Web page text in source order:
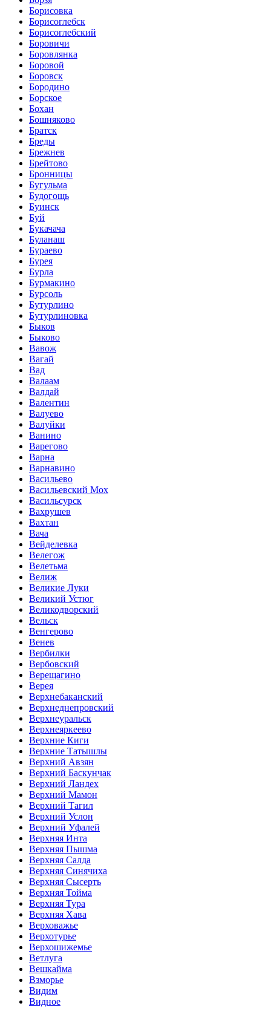
Борисовка
Борисоглебск
Борисоглебский
Боровичи
Боровлянка
Боровой
Боровск
Бородино
Борское
Бохан
Бошняково
Братск
Бреды
Брежнев
Брейтово
Бронницы
Бугульма
Будогощь
Буинск
Буй
Букачача
Буланаш
Бураево
Бурея
Бурла
Бурмакино
Бурсоль
Бутурлино
Бутурлиновка
Быков
Быково
Вавож
Вагай
Вад
Валаам
Валдай
Валентин
Валуево
Валуйки
Ванино
Варегово
Варна
Варнавино
Васильево
Васильевский Мох
Васильсурск
Вахрушев
Вахтан
Вача
Вейделевка
Велегож
Велетьма
Велиж
Великие Луки
Великий Устюг
Великодворский
Вельск
Венгерово
Венев
Вербилки
Вербовский
Верещагино
Верея
Верхнебаканский
Верхнеднепровский
Верхнеуральск
Верхнеяркеево
Верхние Киги
Верхние Татышлы
Верхний Авзян
Верхний Баскунчак
Верхний Ландех
Верхний Мамон
Верхний Тагил
Верхний Услон
Верхний Уфалей
Верхняя Инта
Верхняя Пышма
Верхняя Салда
Верхняя Синячиха
Верхняя Сысерть
Верхняя Тойма
Верхняя Тура
Верхняя Хава
Верховажье
Верхотурье
Верхошижемье
Ветлуга
Вешкайма
Взморье
Видим
Видное